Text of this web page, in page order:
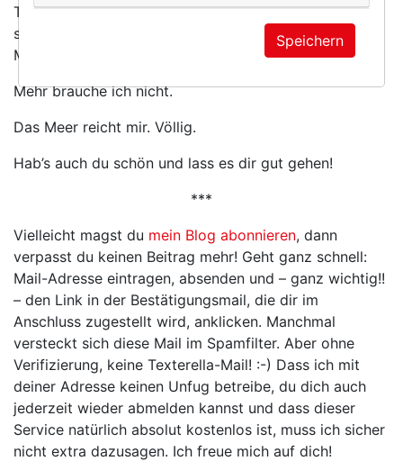
Tage zwischen Brandung und Buchstaben, an denen
sich Salzluft wie Champagner anfühlt und
Meeresrauschen mich irgendwann in den Schlaf wiegt.
Mehr brauche ich nicht.
Das Meer reicht mir. Völlig.
Hab’s auch du schön und lass es dir gut gehen!
***
Vielleicht magst du mein Blog abonnieren, dann
verpasst du keinen Beitrag mehr! Geht ganz schnell:
Mail-Adresse eintragen, absenden und – ganz wichtig!!
– den Link in der Bestätigungsmail, die dir im
Anschluss zugestellt wird, anklicken. Manchmal
versteckt sich diese Mail im Spamfilter. Aber ohne
Verifizierung, keine Texterella-Mail! :-) Dass ich mit
deiner Adresse keinen Unfug betreibe, du dich auch
jederzeit wieder abmelden kannst und dass dieser
Service natürlich absolut kostenlos ist, muss ich sicher
nicht extra dazusagen. Ich freue mich auf dich!
Speichern